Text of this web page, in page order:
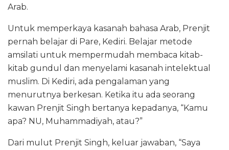
Arab.
Untuk memperkaya kasanah bahasa Arab, Prenjit
pernah belajar di Pare, Kediri. Belajar metode
amsilati untuk mempermudah membaca kitab-
kitab gundul dan menyelami kasanah intelektual
muslim. Di Kediri, ada pengalaman yang
menurutnya berkesan. Ketika itu ada seorang
kawan Prenjit Singh bertanya kepadanya, “Kamu
apa? NU, Muhammadiyah, atau?”
Dari mulut Prenjit Singh, keluar jawaban, “Saya